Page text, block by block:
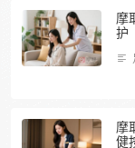
摩
护
摩
健